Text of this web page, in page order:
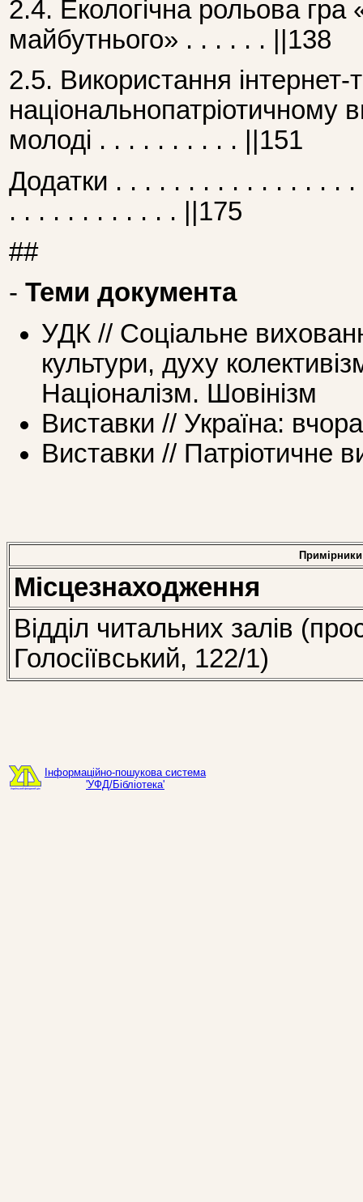
2.4. Екологічна рольова гра
майбутнього» . . . . . . ||138
2.5. Використання інтернет-
національнопатріотичному
молоді . . . . . . . . . . ||151
Додатки . . . . . . . . . . . . . . . .
. . . . . . . . . . . . ||175
##
- Теми документа
УДК // Соціальне
культури, духу
Націоналізм. Шовінізм
Виставки // Україна:
Виставки // Патріотичне
Примірники
Місцезнаходження
Відділ читальних залів
Голосіївський, 122/1)
Інформаційно-пошукова система
'УФД/Бібліотека'